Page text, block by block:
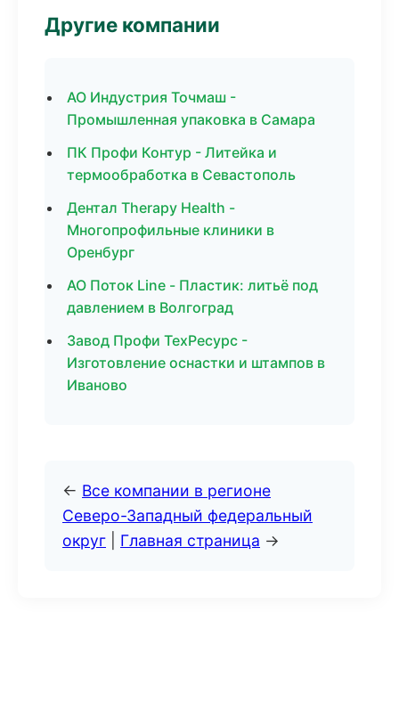
Другие компании
АО Индустрия Точмаш -
Промышленная упаковка в Самара
ПК Профи Контур - Литейка и
термообработка в Севастополь
Дентал Therapy Health -
Многопрофильные клиники в
Оренбург
АО Поток Line - Пластик: литьё под
давлением в Волгоград
Завод Профи ТехРесурс -
Изготовление оснастки и штампов в
Иваново
← Все компании в регионе
Северо-Западный федеральный
округ
Главная страница →